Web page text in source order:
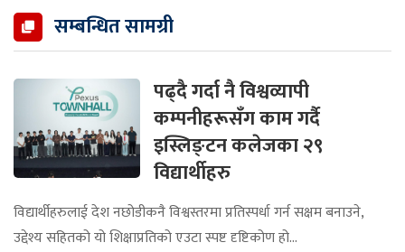
सम्बन्धित सामग्री
पढ्दै गर्दा नै विश्वव्यापी
कम्पनीहरूसँग काम गर्दै
इस्लिङ्टन कलेजका २९
विद्यार्थीहरु
विद्यार्थीहरुलाई देश नछोडीकनै विश्वस्तरमा प्रतिस्पर्धा गर्न सक्षम बनाउने,
उद्देश्य सहितको यो शिक्षाप्रतिको एउटा स्पष्ट दृष्टिकोण हो...